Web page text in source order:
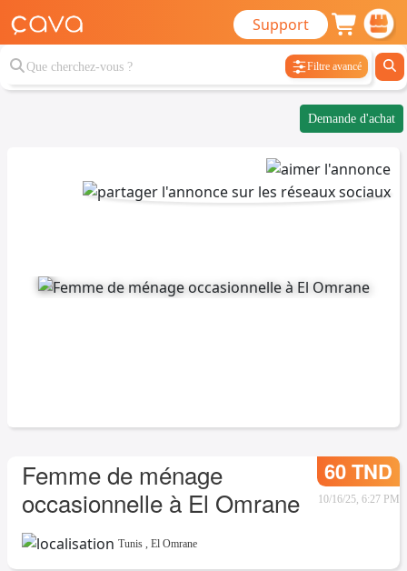
Support
Filtre avancé
Demande d'achat
Femme de ménage
occasionnelle à El Omrane
60 TND
10/16/25, 6:27 PM
Tunis , El Omrane